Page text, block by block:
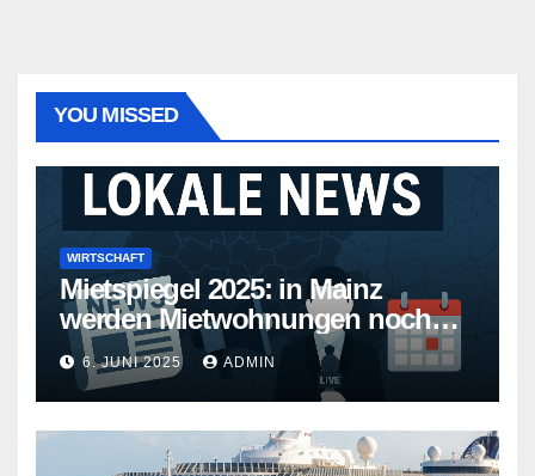
YOU MISSED
WIRTSCHAFT
Mietspiegel 2025: in Mainz
werden Mietwohnungen noch
teurer
6. JUNI 2025 ADMIN